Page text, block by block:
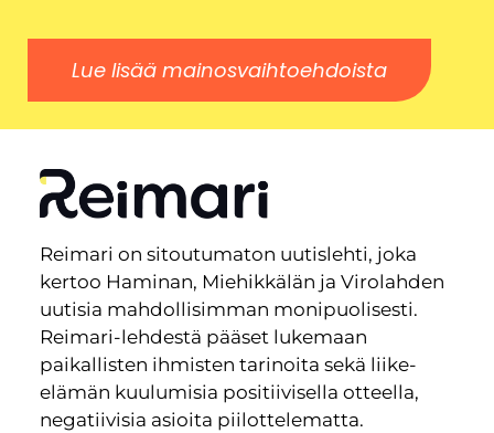
Lue lisää mainosvaihtoehdoista
Reimari on sitoutumaton uutislehti, joka
kertoo Haminan, Miehikkälän ja Virolahden
uutisia mahdollisimman monipuolisesti.
Reimari-lehdestä pääset lukemaan
paikallisten ihmisten tarinoita sekä liike-
elämän kuulumisia positiivisella otteella,
negatiivisia asioita piilottelematta.